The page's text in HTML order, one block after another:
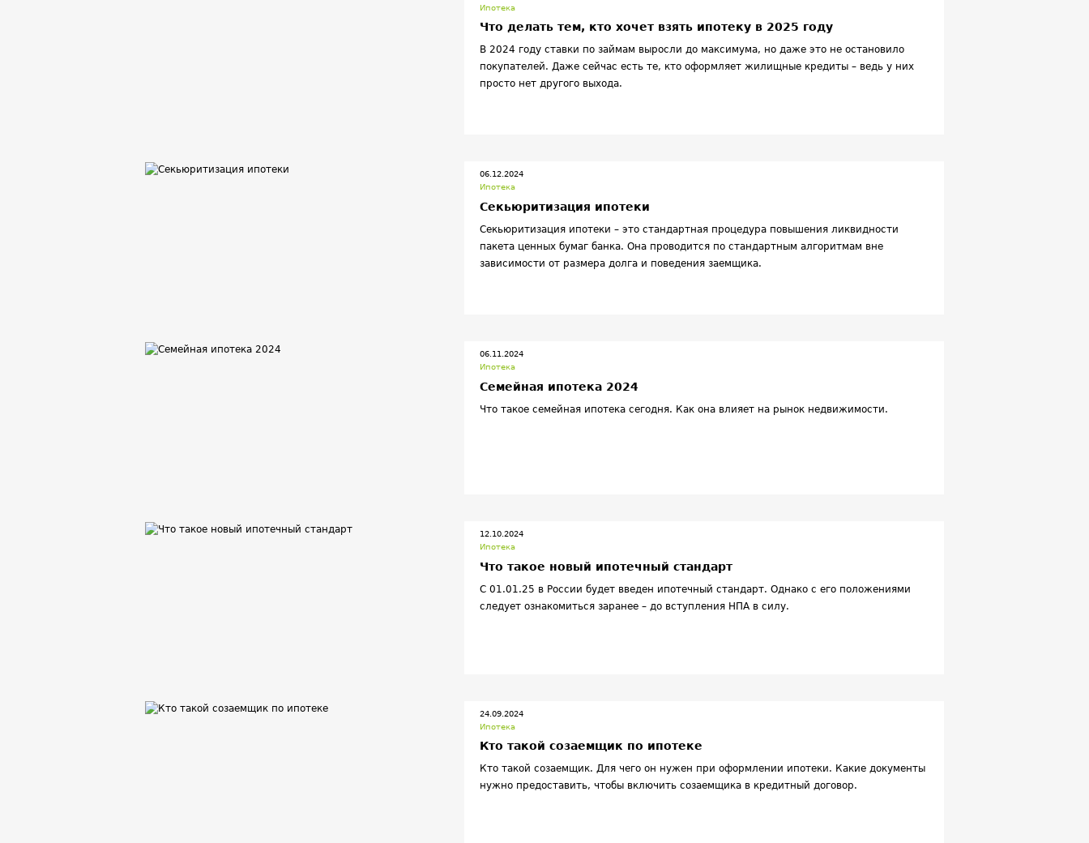
Ипотека
Что делать тем, кто хочет взять ипотеку в 2025 году
В 2024 году ставки по займам выросли до максимума, но даже это не остановило
покупателей. Даже сейчас есть те, кто оформляет жилищные кредиты – ведь у них
просто нет другого выхода.
06.12.2024
Ипотека
Секьюритизация ипотеки
Секьюритизация ипотеки – это стандартная процедура повышения ликвидности
пакета ценных бумаг банка. Она проводится по стандартным алгоритмам вне
зависимости от размера долга и поведения заемщика.
06.11.2024
Ипотека
Семейная ипотека 2024
Что такое семейная ипотека сегодня. Как она влияет на рынок недвижимости.
12.10.2024
Ипотека
Что такое новый ипотечный стандарт
С 01.01.25 в России будет введен ипотечный стандарт. Однако с его положениями
следует ознакомиться заранее – до вступления НПА в силу.
24.09.2024
Ипотека
Кто такой созаемщик по ипотеке
Кто такой созаемщик. Для чего он нужен при оформлении ипотеки. Какие документы
нужно предоставить, чтобы включить созаемщика в кредитный договор.